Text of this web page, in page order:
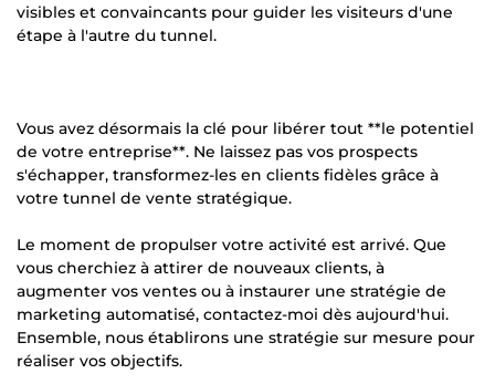
visibles et convaincants pour guider les visiteurs d'une
étape à l'autre du tunnel.
Vous avez désormais la clé pour libérer tout **le potentiel
de votre entreprise**. Ne laissez pas vos prospects
s'échapper, transformez-les en clients fidèles grâce à
votre tunnel de vente stratégique.
Le moment de propulser votre activité est arrivé. Que
vous cherchiez à attirer de nouveaux clients, à
augmenter vos ventes ou à instaurer une stratégie de
marketing automatisé, contactez-moi dès aujourd'hui.
Ensemble, nous établirons une stratégie sur mesure pour
réaliser vos objectifs.